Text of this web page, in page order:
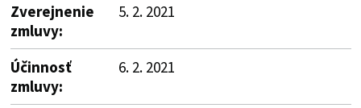
Zverejnenie
zmluvy:
5. 2. 2021
Účinnosť
zmluvy:
6. 2. 2021